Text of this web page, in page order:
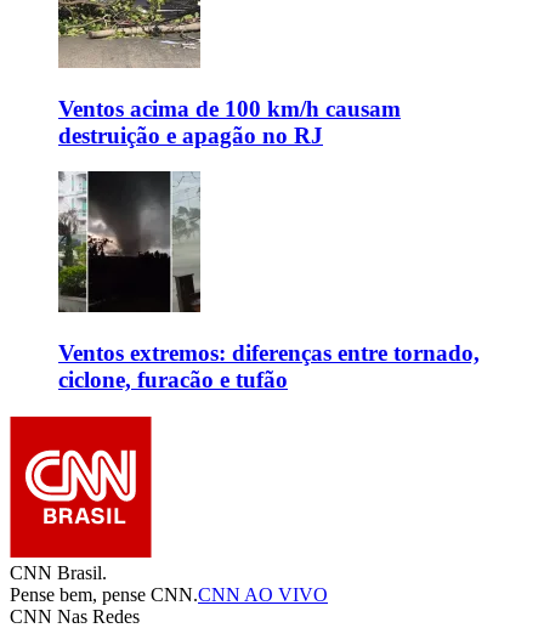
Ventos acima de 100 km/h causam
destruição e apagão no RJ
Ventos extremos: diferenças entre tornado,
ciclone, furacão e tufão
CNN Brasil.
Pense bem, pense CNN.CNN AO VIVO
CNN Nas Redes